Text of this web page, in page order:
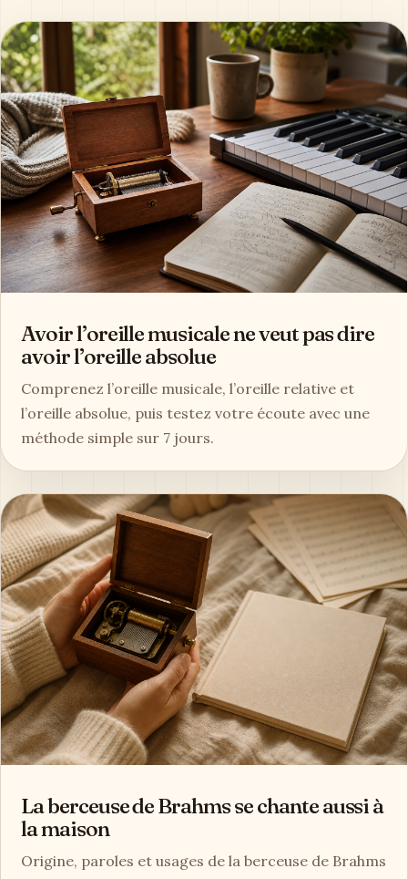
Avoir l’oreille musicale ne veut pas dire
avoir l’oreille absolue
Comprenez l’oreille musicale, l’oreille relative et
l’oreille absolue, puis testez votre écoute avec une
méthode simple sur 7 jours.
La berceuse de Brahms se chante aussi à
la maison
Origine, paroles et usages de la berceuse de Brahms